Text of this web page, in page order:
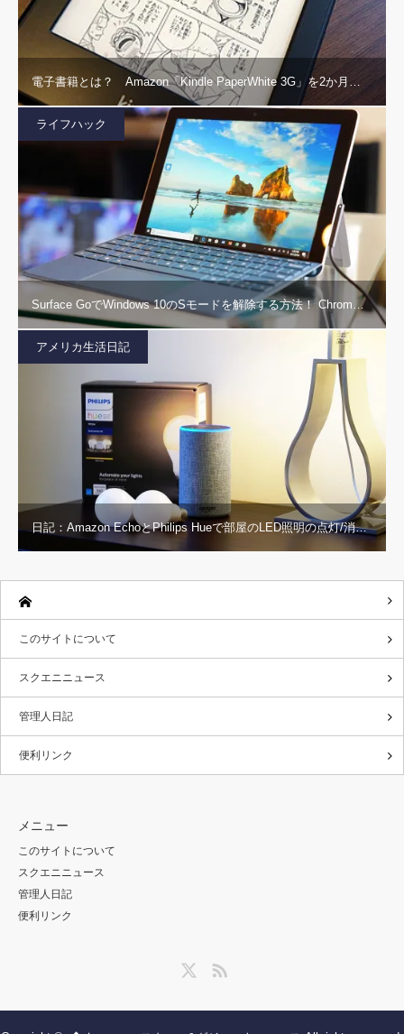
電子書籍とは？ Amazon「Kindle PaperWhite 3G」を2か月…
ライフハック
Surface GoでWindows 10のSモードを解除する方法！ Chrom…
アメリカ生活日記
日記：Amazon EchoとPhilips Hueで部屋のLED照明の点灯/消…
このサイトについて
スクエニニュース
管理人日記
便利リンク
メニュー
このサイトについて
スクエニニュース
管理人日記
便利リンク